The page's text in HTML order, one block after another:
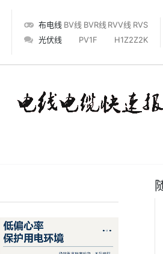
布电线 BV线 BVR线 RVV线 RVS
光伏线
PV1F ‌H1Z2Z2K‌